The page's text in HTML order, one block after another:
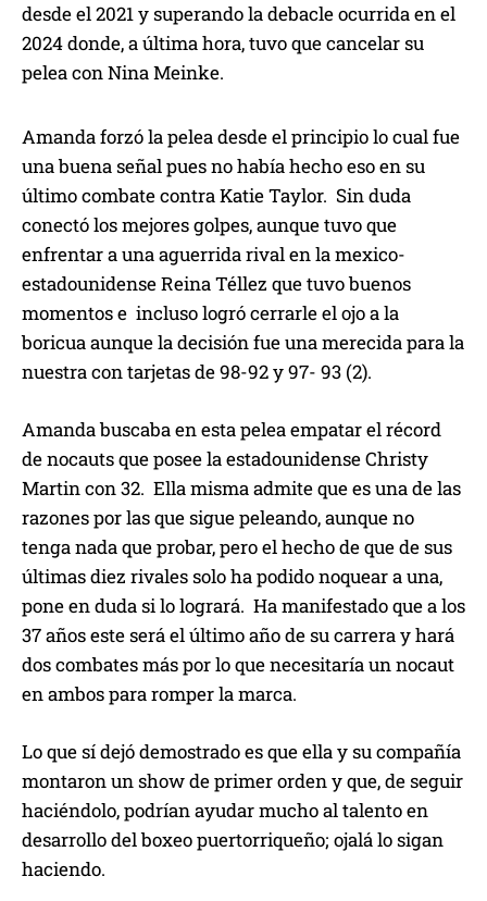
desde el 2021 y superando la debacle ocurrida en el
2024 donde, a última hora, tuvo que cancelar su
pelea con Nina Meinke.
Amanda forzó la pelea desde el principio lo cual fue
una buena señal pues no había hecho eso en su
último combate contra Katie Taylor. Sin duda
conectó los mejores golpes, aunque tuvo que
enfrentar a una aguerrida rival en la mexico-
estadounidense Reina Téllez que tuvo buenos
momentos e incluso logró cerrarle el ojo a la
boricua aunque la decisión fue una merecida para la
nuestra con tarjetas de 98-92 y 97- 93 (2).
Amanda buscaba en esta pelea empatar el récord
de nocauts que posee la estadounidense Christy
Martin con 32. Ella misma admite que es una de las
razones por las que sigue peleando, aunque no
tenga nada que probar, pero el hecho de que de sus
últimas diez rivales solo ha podido noquear a una,
pone en duda si lo logrará. Ha manifestado que a los
37 años este será el último año de su carrera y hará
dos combates más por lo que necesitaría un nocaut
en ambos para romper la marca.
Lo que sí dejó demostrado es que ella y su compañía
montaron un show de primer orden y que, de seguir
haciéndolo, podrían ayudar mucho al talento en
desarrollo del boxeo puertorriqueño; ojalá lo sigan
haciendo.